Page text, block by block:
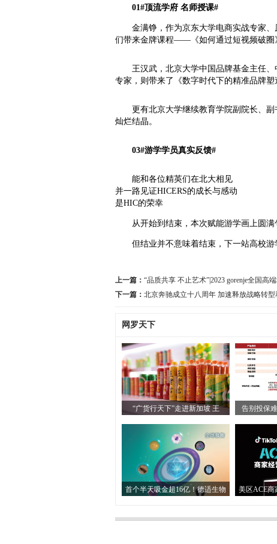
01#顶流学府 名师授课#
金满铮，作为京东大学电商实战专家
们带来金牌课程——《如何通过短视频破圈
王汉武，北京大学中国品牌基金主任
专家，则带来了《数字时代下的精准品牌
更有北京大学继续教育学院副院长、
灿烂结晶。
03#游学学员真实反馈#
能和各位精英们在北大相见
并一路见证HICERS的成长与感动
是HIC的荣幸
从开始到结束，本次赋能游学画上圆满
但结业并不意味着结束，下一站高校游
上一篇： “品质共享 不止艺术”|2023 gorenje全国高
下一篇： 北京奔驰成立十八周年 加速释放战略转
网罗天下
“广货行天下”走进新加坡 王 告别投保
首个半天吸金超16亿！德适生物 美区ACE商